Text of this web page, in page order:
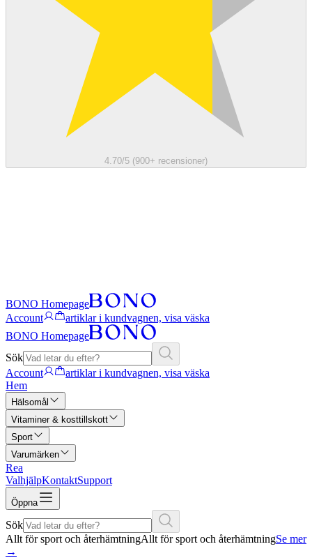
4.70/5 (900+ recensioner)
BONO Homepage
Account
artiklar i kundvagnen, visa väska
BONO Homepage
Sök
Account
artiklar i kundvagnen, visa väska
Hem
Hälsomål
Vitaminer & kosttillskott
Sport
Varumärken
Rea
ValhjälpKontaktSupport
Öppna
Sök
Allt för sport och återhämtningAllt för sport och återhämtningSe mer
→